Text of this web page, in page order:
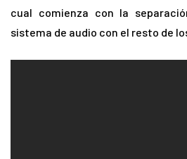
cual comienza con la
sistema de audio con el resto de